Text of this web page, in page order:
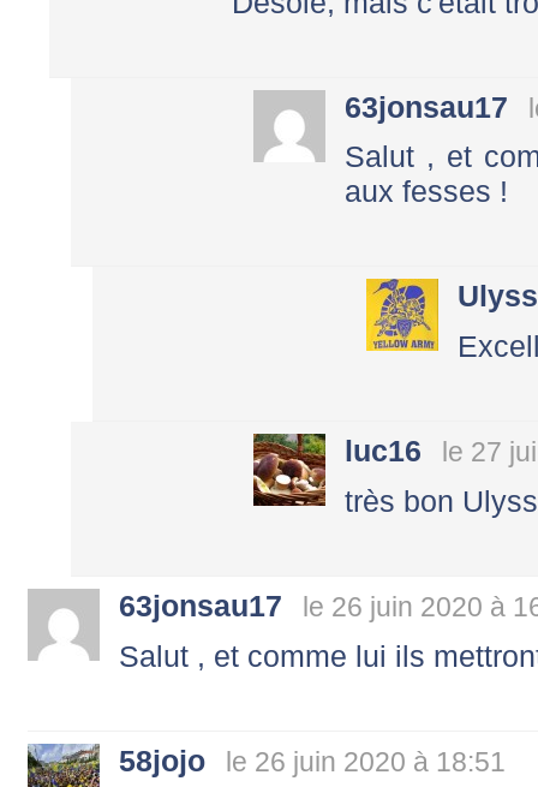
63jonsau17
Salut , et
aux fesses !
luc16 le 27
très bon
63jonsau17 le 26 juin 2020 à
Salut , et comme lui ils
58jojo le 26 juin 2020 à 18:51